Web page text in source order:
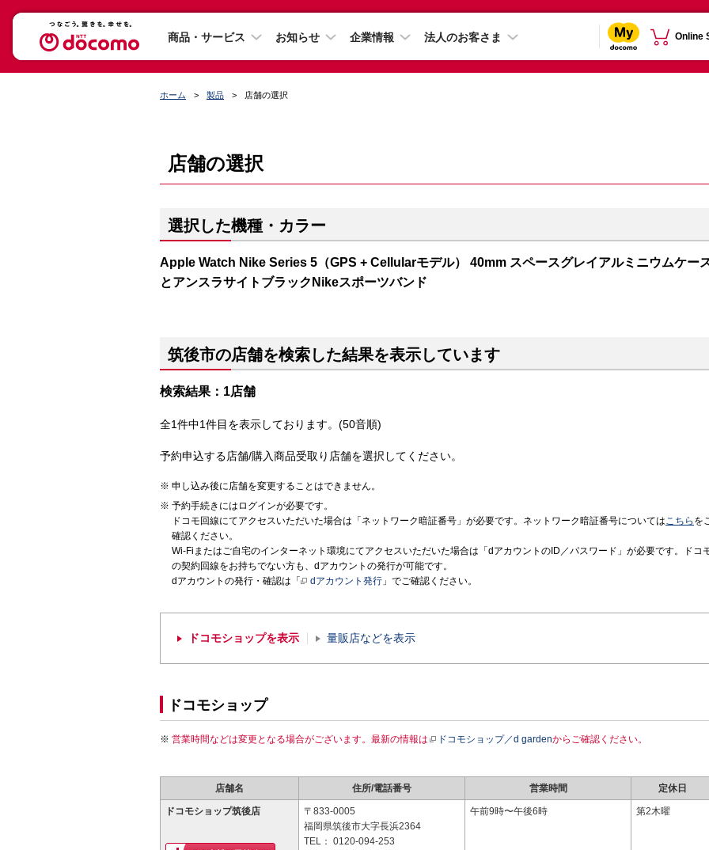
商品・サービス お知らせ 企業情報 法人のお客さま Online
ホーム 製品 店舗の選択
店舗の選択
選択した機種・カラー
Apple Watch Nike Series 5（GPS + Cellularモデル） 40mm スペースグレイアルミニウムケー
とアンスラサイトブラックNikeスポーツバンド
筑後市の店舗を検索した結果を表示しています
検索結果：1店舗
全1件中1件目を表示しております。(50音順)
予約申込する店舗/購入商品受取り店舗を選択してください。
申し込み後に店舗を変更することはできません。
予約手続きにはログインが必要です。
ドコモ回線にてアクセスいただいた場合は「ネットワーク暗証番号」が必要です。ネットワーク暗証番号についてはこちら を
確認ください。
Wi-Fiまたはご自宅のインターネット環境にてアクセスいただいた場合は「dアカウントのID／パスワード」が必要です。ドコ
の契約回線をお持ちでない方も、dアカウントの発行が可能です。
dアカウントの発行・確認は「
dアカウント発行 」でご確認ください。
ドコモショップを表示 量販店などを表示
ドコモショップ
営業時間などは変更となる場合がございます。最新の情報は ドコモショップ／d gardenからご確認ください。
店舗名 住所/電話番号 営業時間 定休日
ドコモショップ筑後店
〒833-0005
福岡県筑後市大字長浜2364
TEL： 0120-094-253
午前9時〜午後6時 第2木曜